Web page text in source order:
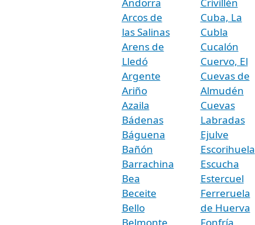
Arcos de
las Salinas
Arens de
Lledó
Argente
Ariño
Azaila
Bádenas
Báguena
Bañón
Barrachina
Bea
Beceite
Bello
Belmonte
Cuba, La
Cubla
Cucalón
Cuervo, El
Cuevas de
Almudén
Cuevas
Labradas
Ejulve
Escorihuela
Escucha
Estercuel
Ferreruela
de Huerva
Fonfría